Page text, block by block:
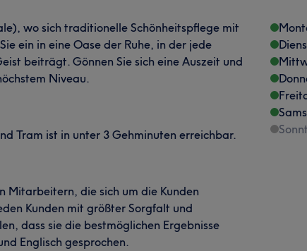
wo sich traditionelle Schönheitspflege mit
ein in eine Oase der Ruhe, in der jede
beiträgt. Gönnen Sie sich eine Auszeit und
Niveau.
Tram ist in unter 3 Gehminuten erreichbar.
Mitarbeitern, die sich um die Kunden
Kunden mit größter Sorgfalt und
dass sie die bestmöglichen Ergebnisse
Englisch gesprochen.